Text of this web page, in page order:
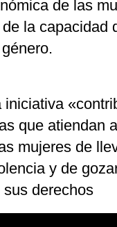
de las
la capacidad
iniciativa
que atiendan
mujeres de
y de
derechos